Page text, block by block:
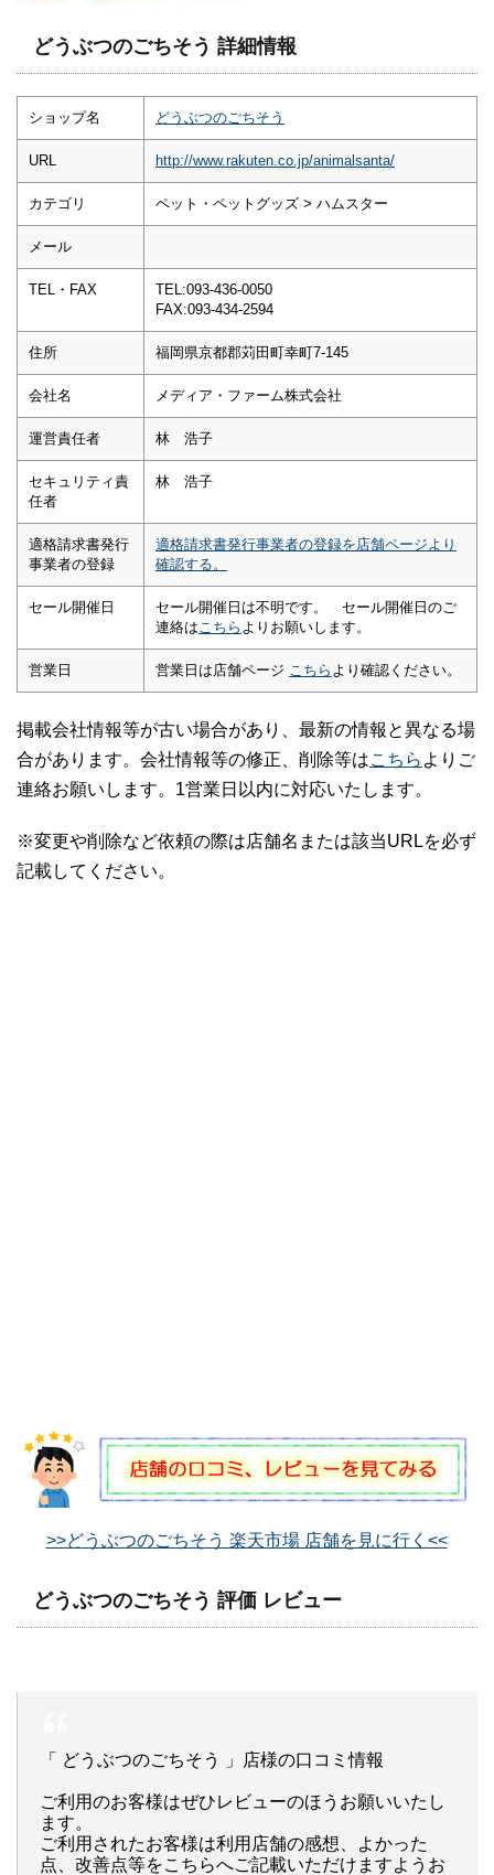
どうぶつのごちそう 詳細情報
ショップ名 どうぶつのごちそう
URL http://www.rakuten.co.jp/animalsanta/
カテゴリ ペット・ペットグッズ > ハムスター
メール
TEL・FAX
TEL:093-436-0050
FAX:093-434-2594
住所 福岡県京都郡苅田町幸町7-145
会社名 メディア・ファーム株式会社
運営責任者 林 浩子
セキュリティ責
任者
林 浩子
適格請求書発行
事業者の登録
適格請求書発行事業者の登録を店舗ページより
確認する。
セール開催日
セール開催日は不明です。 セール開催日のご
連絡は こちら よりお願いします。
営業日 営業日は店舗ページ こちら より確認ください。
掲載会社情報等が古い場合があり、最新の情報と異なる場
合があります。会社情報等の修正、削除等はこちら よりご
連絡お願いします。1営業日以内に対応いたします。
※変更や削除など依頼の際は店舗名または該当URLを必ず
記載してください。
>>どうぶつのごちそう 楽天市場 店舗を見に行く<<
どうぶつのごちそう 評価 レビュー
「 どうぶつのごちそう 」店様の口コミ情報
ご利用のお客様はぜひレビューのほうお願いいたし
ます。
ご利用されたお客様は利用店舗の感想、よかった
点、改善点等をこちらへご記載いただけますようお